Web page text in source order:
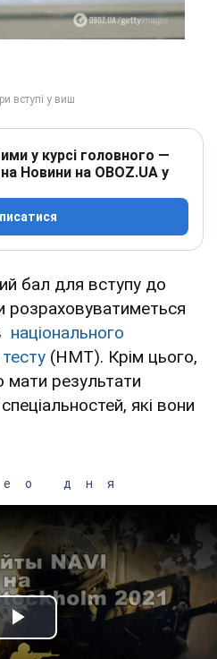
у курсі головного —
Новини на OBOZ.UA у
бал для вступу до
розраховуватиметься
національного
(НМТ). Крім цього,
мати результати
які вони
дня
Play Video